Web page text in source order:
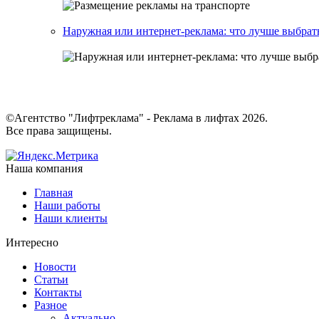
Наружная или интернет-реклама: что лучше
©Агентство "Лифтреклама" - Реклама в лифтах 2026.
Все права защищены.
Наша компания
Главная
Наши работы
Наши клиенты
Интересно
Новости
Статьи
Контакты
Разное